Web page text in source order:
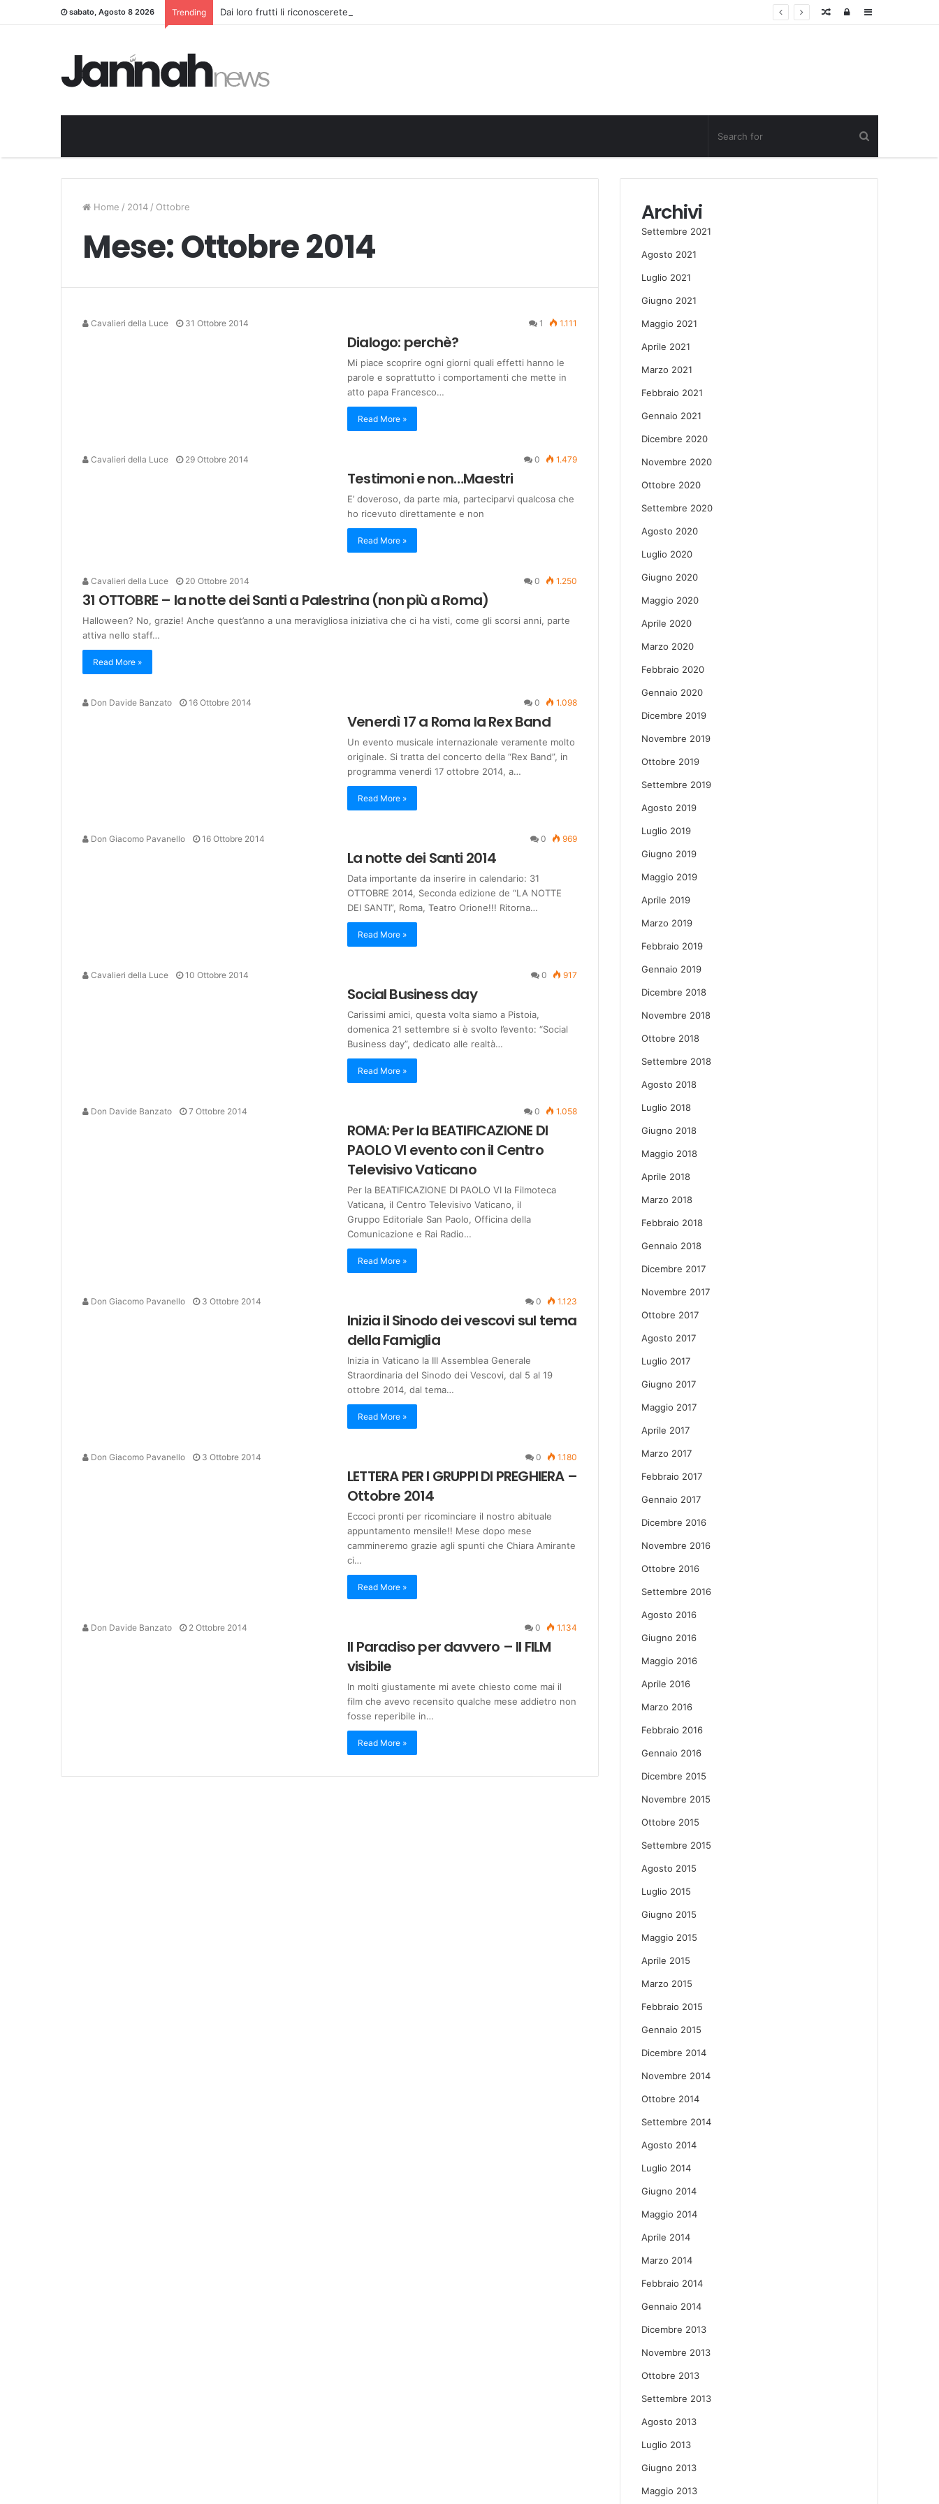
sabato, Agosto 8 2026 Trending Dai loro frutti li riconoscerete Sidebar
Log
Random
Home / 2014 / Ottobre
Mese:Ottobre 2014
Cavalieri della Luce 31 Ottobre 2014 1 1.111
Dialogo: perchè?
Mi piace scoprire ogni giorni quali effetti hanno le
parole e soprattutto i comportamenti che mette in
atto papa Francesco…
Read More »
Cavalieri della Luce 29 Ottobre 2014 0 1.479
Testimoni e non…Maestri
E’ doveroso, da parte mia, parteciparvi qualcosa che
ho ricevuto direttamente e non
Read More »
Cavalieri della Luce 20 Ottobre 2014 0 1.250
31 OTTOBRE – la notte dei Santi a Palestrina (non più a Roma)
Halloween? No, grazie! Anche quest’anno a una meravigliosa iniziativa che ci ha visti, come gli scorsi anni, parte
attiva nello staff…
Read More »
Don Davide Banzato 16 Ottobre 2014 0 1.098
Venerdì 17 a Roma la Rex Band
Un evento musicale internazionale veramente molto
originale. Si tratta del concerto della “Rex Band”, in
programma venerdì 17 ottobre 2014, a…
Read More »
Don Giacomo Pavanello 16 Ottobre 2014 0 969
La notte dei Santi 2014
Data importante da inserire in calendario: 31
OTTOBRE 2014, Seconda edizione de “LA NOTTE
DEI SANTI”, Roma, Teatro Orione!!! Ritorna…
Read More »
Cavalieri della Luce 10 Ottobre 2014 0 917
Social Business day
Carissimi amici, questa volta siamo a Pistoia,
domenica 21 settembre si è svolto l’evento: “Social
Business day”, dedicato alle realtà…
Read More »
Don Davide Banzato 7 Ottobre 2014 0 1.058
ROMA: Per la BEATIFICAZIONE DI
PAOLO VI evento con il Centro
Televisivo Vaticano
Per la BEATIFICAZIONE DI PAOLO VI la Filmoteca
Vaticana, il Centro Televisivo Vaticano, il
Gruppo Editoriale San Paolo, Officina della
Comunicazione e Rai Radio…
Read More »
Don Giacomo Pavanello 3 Ottobre 2014 0 1.123
Inizia il Sinodo dei vescovi sul tema
della Famiglia
Inizia in Vaticano la III Assemblea Generale
Straordinaria del Sinodo dei Vescovi, dal 5 al 19
ottobre 2014, dal tema…
Read More »
Don Giacomo Pavanello 3 Ottobre 2014 0 1.180
LETTERA PER I GRUPPI DI PREGHIERA –
Ottobre 2014
Eccoci pronti per ricominciare il nostro abituale
appuntamento mensile!! Mese dopo mese
cammineremo grazie agli spunti che Chiara Amirante
ci…
Read More »
Don Davide Banzato 2 Ottobre 2014 0 1.134
Il Paradiso per davvero – Il FILM
visibile
In molti giustamente mi avete chiesto come mai il
film che avevo recensito qualche mese addietro non
fosse reperibile in…
Read More »
Archivi
Settembre 2021
Agosto 2021
Luglio 2021
Giugno 2021
Maggio 2021
Aprile 2021
Marzo 2021
Febbraio 2021
Gennaio 2021
Dicembre 2020
Novembre 2020
Ottobre 2020
Settembre 2020
Agosto 2020
Luglio 2020
Giugno 2020
Maggio 2020
Aprile 2020
Marzo 2020
Febbraio 2020
Gennaio 2020
Dicembre 2019
Novembre 2019
Ottobre 2019
Settembre 2019
Agosto 2019
Luglio 2019
Giugno 2019
Maggio 2019
Aprile 2019
Marzo 2019
Febbraio 2019
Gennaio 2019
Dicembre 2018
Novembre 2018
Ottobre 2018
Settembre 2018
Agosto 2018
Luglio 2018
Giugno 2018
Maggio 2018
Aprile 2018
Marzo 2018
Febbraio 2018
Gennaio 2018
Dicembre 2017
Novembre 2017
Ottobre 2017
Agosto 2017
Luglio 2017
Giugno 2017
Maggio 2017
Aprile 2017
Marzo 2017
Febbraio 2017
Gennaio 2017
Dicembre 2016
Novembre 2016
Ottobre 2016
Settembre 2016
Agosto 2016
Giugno 2016
Maggio 2016
Aprile 2016
Marzo 2016
Febbraio 2016
Gennaio 2016
Dicembre 2015
Novembre 2015
Ottobre 2015
Settembre 2015
Agosto 2015
Luglio 2015
Giugno 2015
Maggio 2015
Aprile 2015
Marzo 2015
Febbraio 2015
Gennaio 2015
Dicembre 2014
Novembre 2014
Ottobre 2014
Settembre 2014
Agosto 2014
Luglio 2014
Giugno 2014
Maggio 2014
Aprile 2014
Marzo 2014
Febbraio 2014
Gennaio 2014
Dicembre 2013
Novembre 2013
Ottobre 2013
Settembre 2013
Agosto 2013
Luglio 2013
Giugno 2013
Maggio 2013